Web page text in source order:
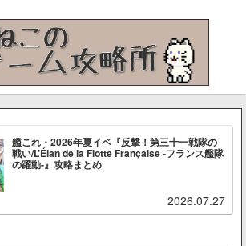
艦これ・2026年夏イベ『反撃！第三十一戦隊の
戦い/L’Élan de la Flotte Française -フランス艦隊
の躍動-』攻略まとめ
2026.07.27